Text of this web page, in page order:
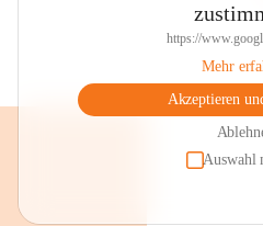
https://
Mehr
Akzeptieren
Auswahl